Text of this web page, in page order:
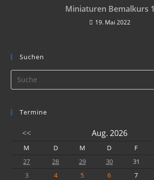
Miniaturen Bemalkurs 1
19. Mai 2022
Suchen
Termine
<< Aug. 2026
M D M D F
27
28 29 30 31
3
4 5 6 7